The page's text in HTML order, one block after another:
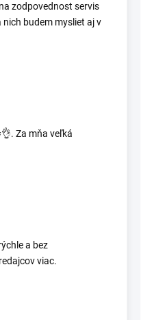
zodpovednost servis
budem mysliet aj v
Za mňa veľká
a bez
viac.